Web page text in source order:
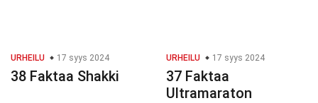
URHEILU 17 syys 2024
38 Faktaa Shakki
URHEILU 17 syys 2024
37 Faktaa
Ultramaraton